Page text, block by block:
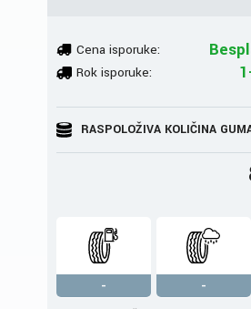
Cena isporuke:
Rok isporuke:
RASPOLOŽIVA KOLIČINA
- -